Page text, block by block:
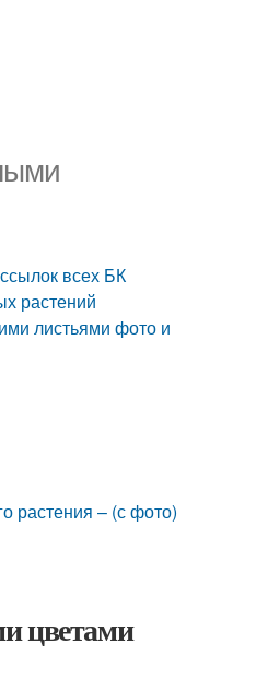
всех БК
растений
листьями фото и
растения – (с фото)
цветами